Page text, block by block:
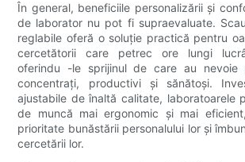
În general, beneficiile personalizării și
de laborator nu pot fi supraevaluate.
reglabile oferă o soluție practică pentru
cercetătorii care petrec ore lungi
oferindu -le sprijinul de care au nevoie
concentrați, productivi și sănătoși.
ajustabile de înaltă calitate, laboratoarele
de muncă mai ergonomic și mai
prioritate bunăstării personalului lor și
cercetării lor.